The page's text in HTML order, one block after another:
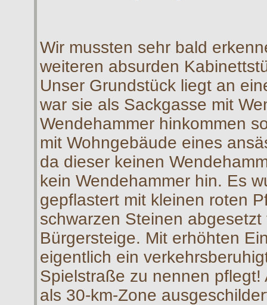
Wir mussten sehr bald
weiteren absurden
Unser Grundstück liegt an
war sie als Sackgasse mit
Wendehammer hinkommen
mit Wohngebäude eines
da dieser keinen
kein Wendehammer hin. Es
gepflastert mit kleinen roten
schwarzen Steinen
Bürgersteige. Mit erhöhten
eigentlich ein
Spielstraße zu nennen
als 30-km-Zone